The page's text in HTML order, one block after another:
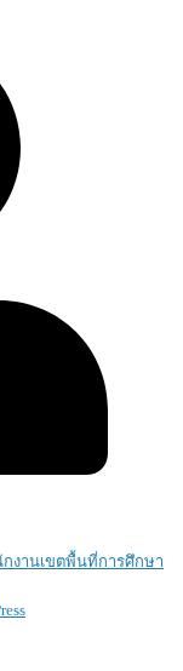
งานเขตพื้นที่การศึกษา